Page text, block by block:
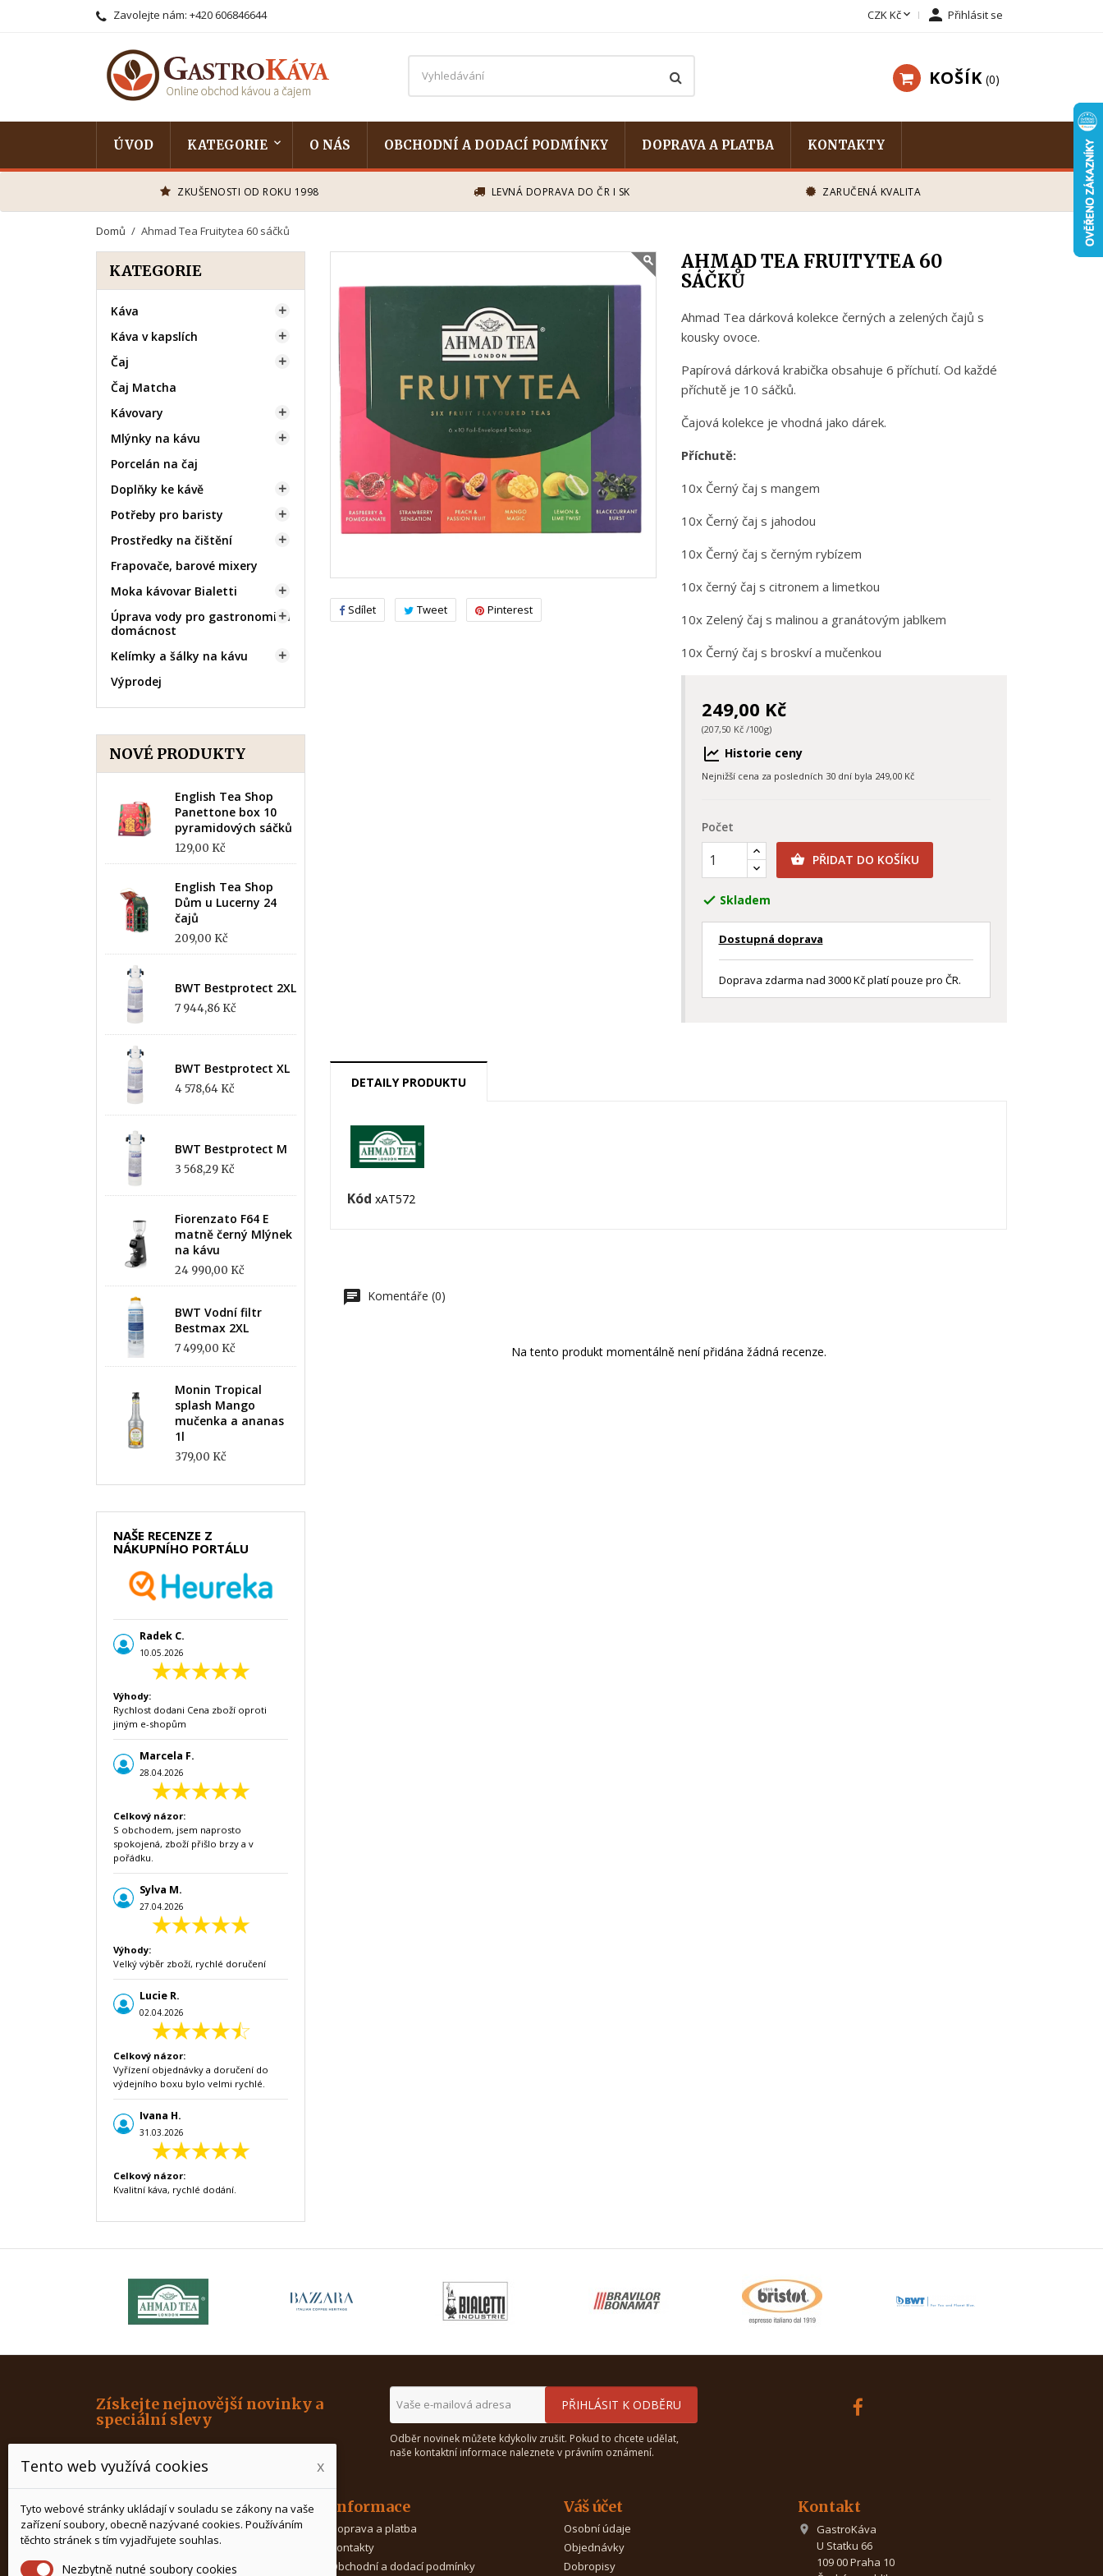
Zavolejte nám: +420 606846644 CZK Kč  Přihlásit se
KOŠÍK 0
ÚVOD KATEGORIE O NÁS OBCHODNÍ A DODACÍ PODMÍNKY DOPRAVA A PLATBA KONTAKTY
ZKUŠENOSTI OD ROKU 1998 LEVNÁ DOPRAVA DO ČR I SK ZARUČENÁ KVALITA
Domů Ahmad Tea Fruitytea 60 sáčků
KATEGORIE
Káva 
Káva v kapslích 
Čaj 
Čaj Matcha
Kávovary

Mlýnky na kávu 
Porcelán na čaj
Doplňky ke kávě

Potřeby pro baristy 
Prostředky na čištění 
Frapovače, barové mixery
Moka kávovar Bialetti

Úprava vody pro gastronomii a
domácnost

Kelímky a šálky na kávu 
Výprodej
NOVÉ PRODUKTY
English Tea Shop
Panettone box 10
pyramidových sáčků
129,00 Kč
English Tea Shop
Dům u Lucerny 24
čajů
209,00 Kč
BWT Bestprotect 2XL
7 944,86 Kč
BWT Bestprotect XL
4 578,64 Kč
BWT Bestprotect M
3 568,29 Kč
Fiorenzato F64 E
matně černý Mlýnek
na kávu
24 990,00 Kč
BWT Vodní filtr
Bestmax 2XL
7 499,00 Kč
Monin Tropical
splash Mango
mučenka a ananas
1l
379,00 Kč
NAŠE RECENZE Z
NÁKUPNÍHO PORTÁLU
Radek C.
10.05.2026
Výhody:
Rychlost dodani Cena zboží oproti
jiným e-shopům
Marcela F.
28.04.2026
Celkový názor:
S obchodem, jsem naprosto
spokojená, zboží přišlo brzy a v
pořádku.
Sylva M.
27.04.2026
Výhody:
Velký výběr zboží, rychlé doručení
Lucie R.
02.04.2026
Celkový názor:
Vyřízení objednávky a doručení do
výdejního boxu bylo velmi rychlé.
Ivana H.
31.03.2026
Celkový názor:
Kvalitní káva, rychlé dodání.
Sdílet Tweet Pinterest
AHMAD TEA FRUITYTEA 60
SÁČKŮ
Ahmad Tea dárková kolekce černých a zelených čajů s
kousky ovoce.
Papírová dárková krabička obsahuje 6 příchutí. Od každé
příchutě je 10 sáčků.
Čajová kolekce je vhodná jako dárek.
Příchutě:
10x Černý čaj s mangem
10x Černý čaj s jahodou
10x Černý čaj s černým rybízem
10x černý čaj s citronem a limetkou
10x Zelený čaj s malinou a granátovým jablkem
10x Černý čaj s broskví a mučenkou
249,00 Kč
(207,50 Kč /100g)
Historie ceny
Nejnižší cena za posledních 30 dní byla 249,00 Kč
Počet
 PŘIDAT DO KOŠÍKU
 Skladem
Dostupná doprava
Doprava zdarma nad 3000 Kč platí pouze pro ČR.
DETAILY PRODUKTU
Kód xAT572
Komentáře (0)
Na tento produkt momentálně není přidána žádná recenze.
Získejte nejnovější novinky a
speciální slevy
Odběr novinek můžete kdykoliv zrušit. Pokud to chcete udělat,
naše kontaktní informace naleznete v právním oznámení.
Produkty
Káva
Čaj
Kávovary
Informace
Doprava a platba
Kontakty
Obchodní a dodací podmínky
Váš účet
Osobní údaje
Objednávky
Dobropisy
Kontakt

GastroKáva
U Statku 66
109 00 Praha 10
Tento web využívá cookies x
Tyto webové stránky ukládají v souladu se zákony na vaše
zařízení soubory, obecně nazývané cookies. Používáním
těchto stránek s tím vyjadřujete souhlas.
Nezbytně nutné soubory cookies